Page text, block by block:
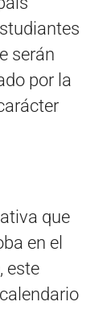
serán
por la
que
en el
este